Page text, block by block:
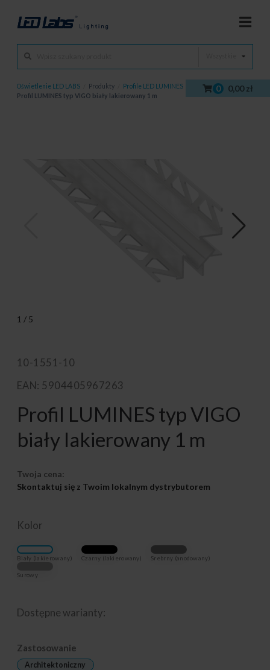
0 0,00 zł
Oświetlenie LED LABS Produkty Profile LED LUMINES Profile LED
Profil LUMINES typ VIGO biały lakierowany 1 m
1 / 5
10-1551-10
EAN: 5904405967263
Profil LUMINES typ VIGO
biały lakierowany 1 m
Twoja cena:
Skontaktuj się z Twoim lokalnym dystrybutorem
Kolor
Biały (lakierowany) Czarny (lakierowany) Srebrny (anodowany)
Surowy
Dostępne warianty:
Zastosowanie
Architektoniczny